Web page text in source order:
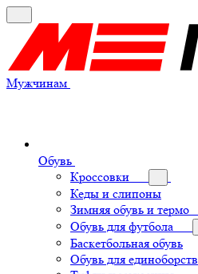
Мужчинам
Обувь
Кроссовки
Кеды и слипоны
Зимняя обувь и термо
Обувь для футбола
Баскетбольная обувь
Обувь для единоборств